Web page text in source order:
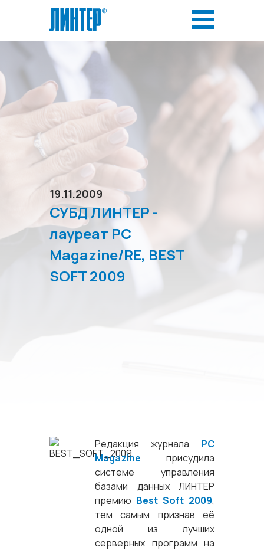
19.11.2009
СУБД ЛИНТЕР -
лауреат PC
Magazine/RE, BEST
SOFT 2009
Редакция журнала PC
Magazine присудила
системе управления
базами данных ЛИНТЕР
премию Best Soft 2009,
тем самым признав её
одной из лучших
серверных программ на